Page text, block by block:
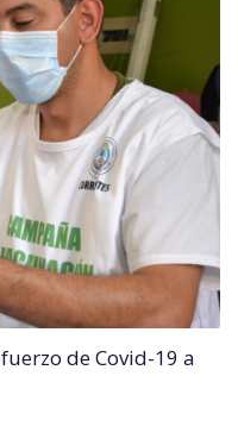
de Covid-19 a